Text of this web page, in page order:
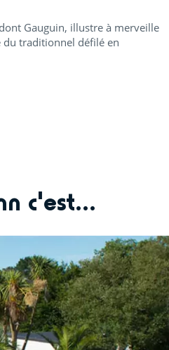
Gauguin, illustre à merveille
du traditionnel défilé en
c'est...